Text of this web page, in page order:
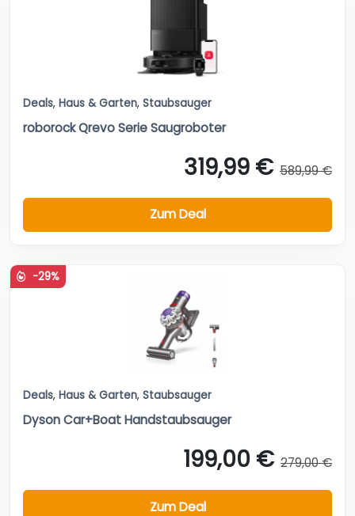
Deals, Haus & Garten, Staubsauger
roborock Qrevo Serie Saugroboter
319,99 € 589,99 €
Zum Deal
-29%
Deals, Haus & Garten, Staubsauger
Dyson Car+Boat Handstaubsauger
199,00 € 279,00 €
Zum Deal